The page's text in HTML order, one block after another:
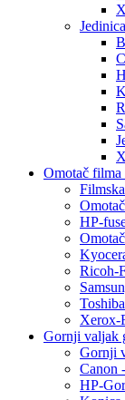
Omotač filma
HP-
Ricoh-
Xerox-
Gornji valjak
Gornji
Canon
HP-